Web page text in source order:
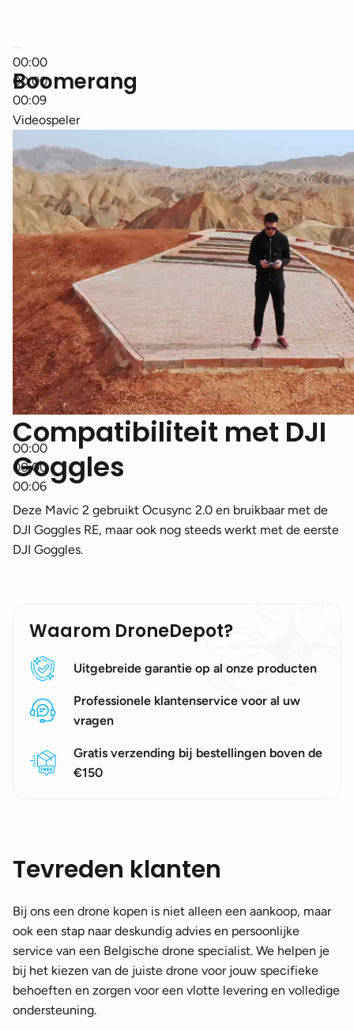
00:00
00:00
00:09
Boomerang
Videospeler
00:00
00:00
00:06
Compatibiliteit met DJI
Goggles
Deze Mavic 2 gebruikt Ocusync 2.0 en bruikbaar met de
DJI Goggles RE, maar ook nog steeds werkt met de eerste
DJI Goggles.
Waarom DroneDepot?
Uitgebreide garantie op al onze producten
Professionele klantenservice voor al uw
vragen
Gratis verzending bij bestellingen boven de
€150
Tevreden klanten
Bij ons een drone kopen is niet alleen een aankoop, maar
ook een stap naar deskundig advies en persoonlijke
service van een Belgische drone specialist. We helpen je
bij het kiezen van de juiste drone voor jouw specifieke
behoeften en zorgen voor een vlotte levering en volledige
ondersteuning.